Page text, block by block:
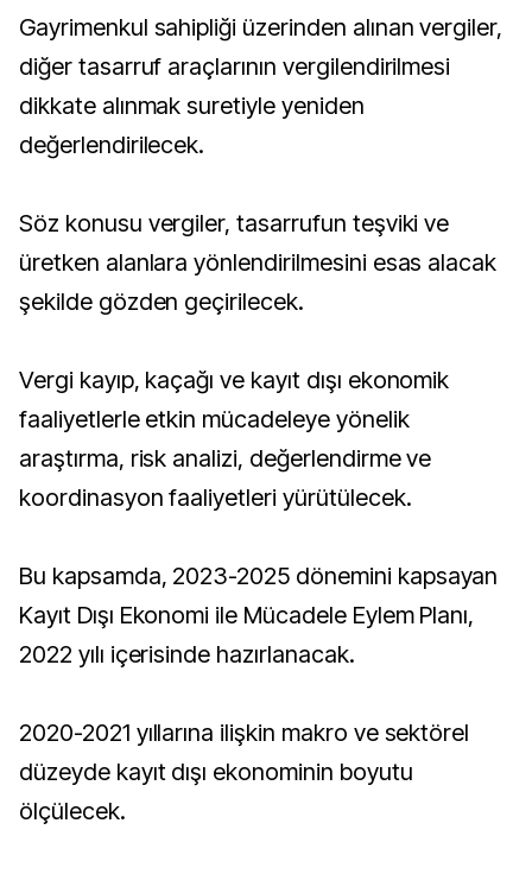
Gayrimenkul sahipliği üzerinden alınan vergiler,
diğer tasarruf araçlarının vergilendirilmesi
dikkate alınmak suretiyle yeniden
değerlendirilecek.
Söz konusu vergiler, tasarrufun teşviki ve
üretken alanlara yönlendirilmesini esas alacak
şekilde gözden geçirilecek.
Vergi kayıp, kaçağı ve kayıt dışı ekonomik
faaliyetlerle etkin mücadeleye yönelik
araştırma, risk analizi, değerlendirme ve
koordinasyon faaliyetleri yürütülecek.
Bu kapsamda, 2023-2025 dönemini kapsayan
Kayıt Dışı Ekonomi ile Mücadele Eylem Planı,
2022 yılı içerisinde hazırlanacak.
2020-2021 yıllarına ilişkin makro ve sektörel
düzeyde kayıt dışı ekonominin boyutu
ölçülecek.